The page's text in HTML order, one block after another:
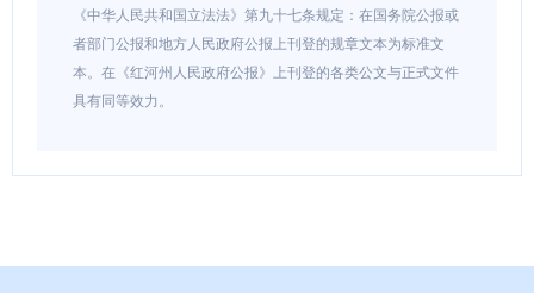
《中华人民共和国立法法》第九十七条规定：在国务院公报或
者部门公报和地方人民政府公报上刊登的规章文本为标准文
本。在《红河州人民政府公报》上刊登的各类公文与正式文件
具有同等效力。